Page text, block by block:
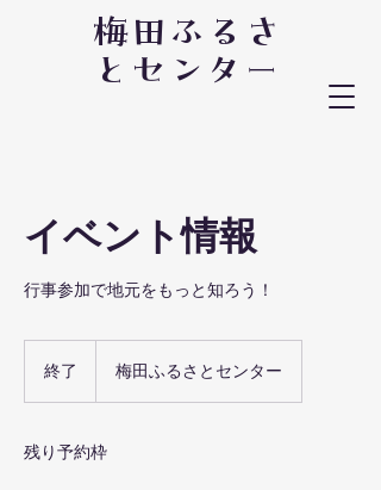
梅田ふるさ
とセンター
イベント情報
行事参加で地元をもっと知ろう！
終了 梅田ふるさとセンター
残り予約枠